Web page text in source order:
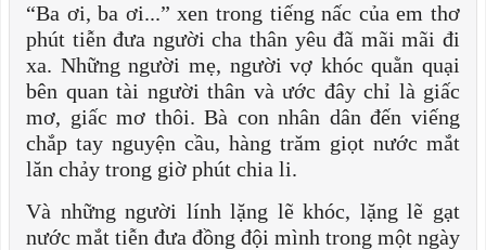
“Ba ơi, ba ơi...” xen trong tiếng nấc của em thơ
phút tiễn đưa người cha thân yêu đã mãi mãi đi
xa. Những người mẹ, người vợ khóc quằn quại
bên quan tài người thân và ước đây chỉ là giấc
mơ, giấc mơ thôi. Bà con nhân dân đến viếng
chắp tay nguyện cầu, hàng trăm giọt nước mắt
lăn chảy trong giờ phút chia li.
Và những người lính lặng lẽ khóc, lặng lẽ gạt
nước mắt tiễn đưa đồng đội mình trong một ngày